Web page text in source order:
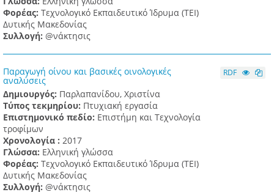
Φορέας: Τεχνολογικό Εκπαιδευτικό Ίδρυμα (ΤΕΙ)
Δυτικής Μακεδονίας
Συλλογή: @νάκτησις
Παραγωγή οίνου και βασικές οινολογικές
αναλύσεις
Δημιουργός: Παρλαπανίδου, Χριστίνα
Τύπος τεκμηρίου: Πτυχιακή εργασία
Επιστημονικό πεδίο: Επιστήμη και Τεχνολογία
τροφίμων
Χρονολογία : 2017
Γλώσσα: Ελληνική γλώσσα
Φορέας: Τεχνολογικό Εκπαιδευτικό Ίδρυμα (ΤΕΙ)
Δυτικής Μακεδονίας
Συλλογή: @νάκτησις
RDF